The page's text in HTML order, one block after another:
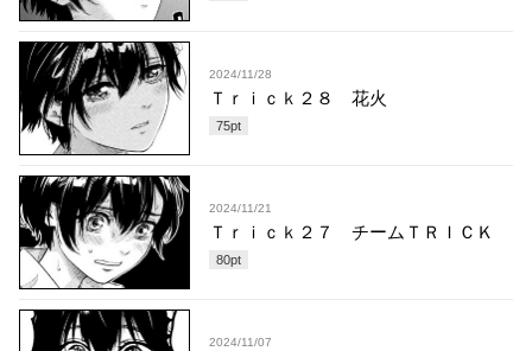
2024/11/28
Ｔｒｉｃｋ２８ 花火
75pt
2024/11/21
Ｔｒｉｃｋ２７ チームＴＲＩＣＫ
80pt
2024/11/07